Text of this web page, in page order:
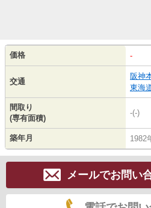
価格 -
交通
阪神
東海
間取り
(専有面積)
-(-)
築年月 1982
メールでお問い